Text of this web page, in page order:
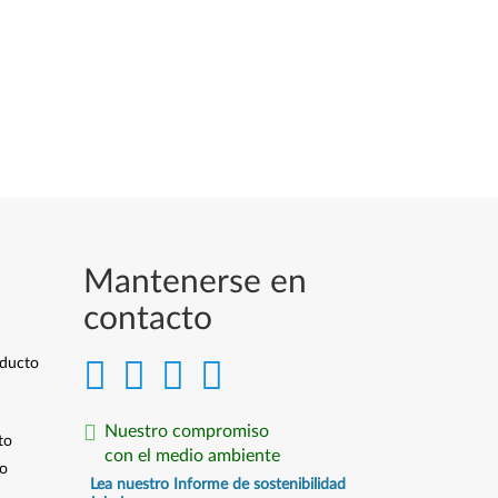
Mantenerse en
contacto
Nuestro compromiso
con el medio ambiente
Lea nuestro Informe de sostenibilidad